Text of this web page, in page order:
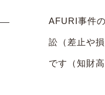
AFURI事件
訟（差止や
です（知財